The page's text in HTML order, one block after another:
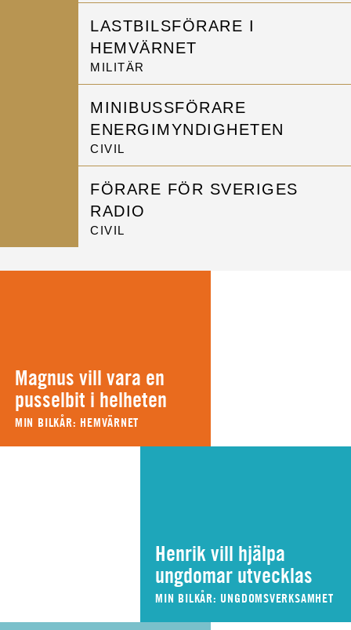
LASTBILSFÖRARE I
HEMVÄRNET
MILITÄR
MINIBUSSFÖRARE
ENERGIMYNDIGHETEN
CIVIL
FÖRARE FÖR SVERIGES
RADIO
CIVIL
Magnus vill vara en
pusselbit i helheten
MIN BILKÅR: HEMVÄRNET
Henrik vill hjälpa
ungdomar utvecklas
MIN BILKÅR: UNGDOMSVERKSAMHET